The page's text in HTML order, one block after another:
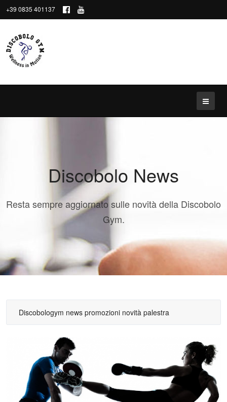
+39 0835 401137
Discobolo News
Resta sempre aggiornato sulle novità della Discobolo
Gym.
Discobologym news promozioni novità palestra